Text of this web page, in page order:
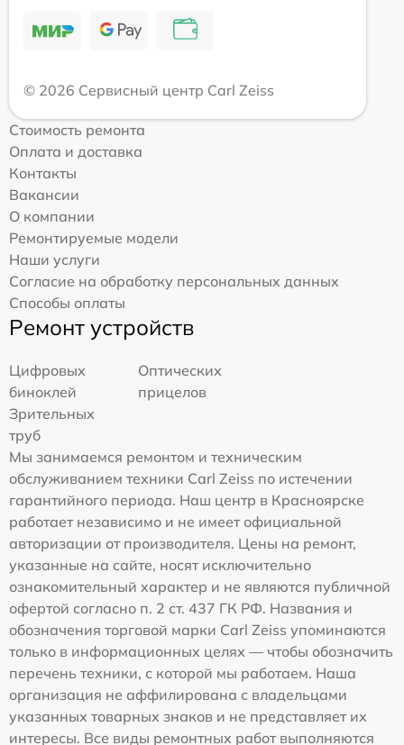
© 2026 Сервисный центр Carl Zeiss
Стоимость ремонта
Оплата и доставка
Контакты
Вакансии
О компании
Ремонтируемые модели
Наши услуги
Согласие на обработку персональных данных
Способы оплаты
Ремонт устройств
Цифровых
биноклей
Оптических
прицелов
Зрительных
труб
Мы занимаемся ремонтом и техническим
обслуживанием техники Carl Zeiss по истечении
гарантийного периода. Наш центр в Красноярске
работает независимо и не имеет официальной
авторизации от производителя. Цены на ремонт,
указанные на сайте, носят исключительно
ознакомительный характер и не являются публичной
офертой согласно п. 2 ст. 437 ГК РФ. Названия и
обозначения торговой марки Carl Zeiss упоминаются
только в информационных целях — чтобы обозначить
перечень техники, с которой мы работаем. Наша
организация не аффилирована с владельцами
указанных товарных знаков и не представляет их
интересы. Все виды ремонтных работ выполняются